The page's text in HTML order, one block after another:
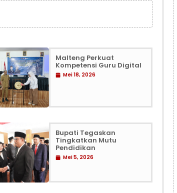
Malteng Perkuat
Kompetensi Guru Digital
Mei 18, 2026
Bupati Tegaskan
Tingkatkan Mutu
Pendidikan
Mei 5, 2026